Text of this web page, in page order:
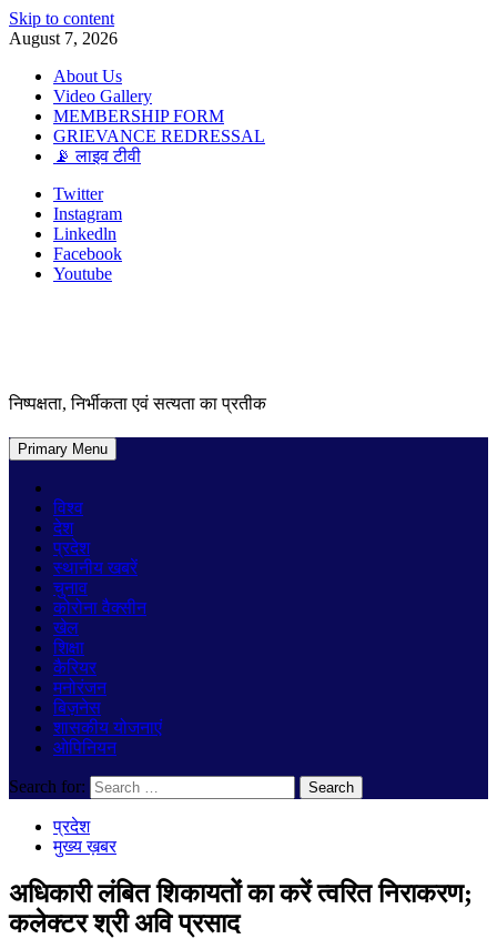
Skip to content
August 7, 2026
About Us
Video Gallery
MEMBERSHIP FORM
GRIEVANCE REDRESSAL
📡 लाइव टीवी
Twitter
Instagram
Linkedln
Facebook
Youtube
निष्पक्षता, निर्भीकता एवं सत्यता का प्रतीक
Primary Menu
विश्व
देश
प्रदेश
स्थानीय खबरें
चुनाव
कोरोना वैक्सीन
खेल
शिक्षा
कैरियर
मनोरंजन
बिज़नेस
शासकीय योजनाएं
ओपिनियन
Search for:
प्रदेश
मुख्य ख़बर
अधिकारी लंबित शिकायतों का करें त्वरित निराकरण;
कलेक्टर श्री अवि प्रसाद